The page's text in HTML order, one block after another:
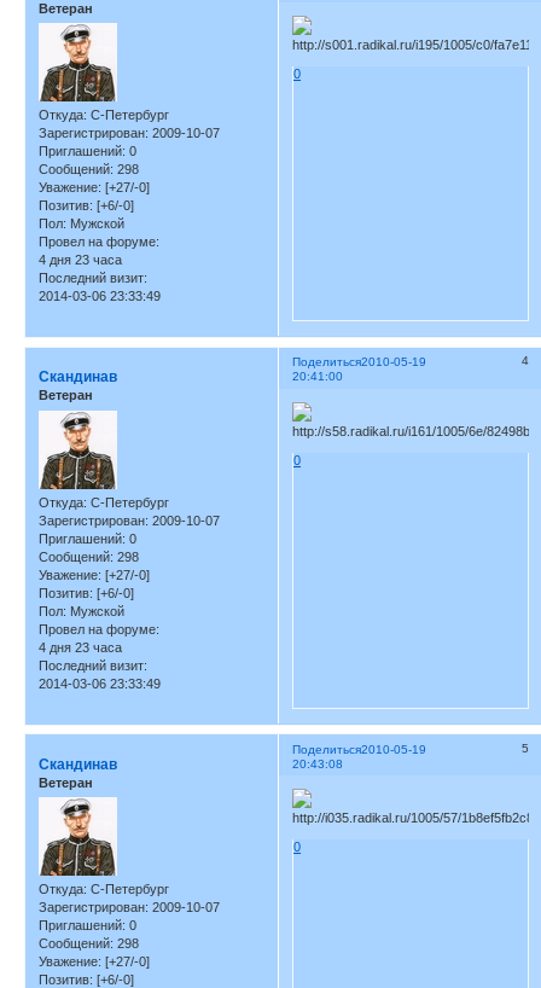
Ветеран
Откуда: С-Петербург
Зарегистрирован: 2009-10-07
Приглашений: 0
Сообщений: 298
Уважение: [+27/-0]
Позитив: [+6/-0]
Пол: Мужской
Провел на форуме:
4 дня 23 часа
Последний визит:
2014-03-06 23:33:49
0
Поделиться 4
2010-05-19
20:41:00
Скандинав
Ветеран
Откуда: С-Петербург
Зарегистрирован: 2009-10-07
Приглашений: 0
Сообщений: 298
Уважение: [+27/-0]
Позитив: [+6/-0]
Пол: Мужской
Провел на форуме:
4 дня 23 часа
Последний визит:
2014-03-06 23:33:49
0
Поделиться 5
2010-05-19
20:43:08
Скандинав
Ветеран
Откуда: С-Петербург
Зарегистрирован: 2009-10-07
Приглашений: 0
Сообщений: 298
Уважение: [+27/-0]
Позитив: [+6/-0]
0